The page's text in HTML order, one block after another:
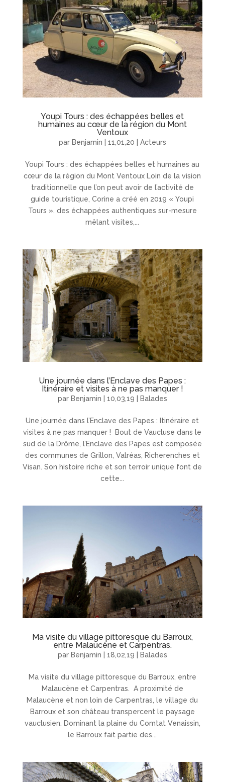
Youpi Tours : des échappées belles et
humaines au cœur de la région du Mont
Ventoux
par Benjamin 11,01,20 Acteurs
Youpi Tours : des échappées belles et humaines au
cœur de la région du Mont Ventoux Loin de la vision
traditionnelle que l’on peut avoir de l’activité de
guide touristique, Corine a créé en 2019 « Youpi
Tours », des échappées authentiques sur-mesure
mêlant visites,...
Une journée dans l’Enclave des Papes :
Itinéraire et visites à ne pas manquer !
par Benjamin 10,03,19 Balades
Une journée dans l’Enclave des Papes : Itinéraire et
visites à ne pas manquer ! Bout de Vaucluse dans le
sud de la Drôme, l’Enclave des Papes est composée
des communes de Grillon, Valréas, Richerenches et
Visan. Son histoire riche et son terroir unique font de
cette...
Ma visite du village pittoresque du Barroux,
entre Malaucène et Carpentras.
par Benjamin 18,02,19 Balades
Ma visite du village pittoresque du Barroux, entre
Malaucène et Carpentras. A proximité de
Malaucène et non loin de Carpentras, le village du
Barroux et son château transpercent le paysage
vauclusien. Dominant la plaine du Comtat Venaissin,
le Barroux fait partie des...